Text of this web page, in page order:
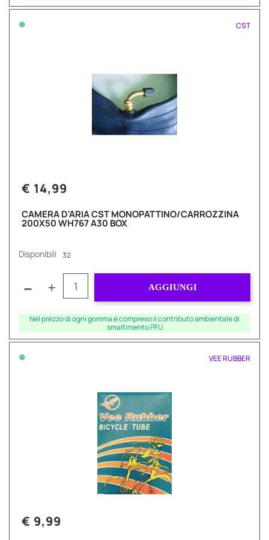
• CST
€ 14,99
CAMERA D'ARIA CST MONOPATTINO/CARROZZINA
200X50 WH767 A30 BOX
Disponibili 32
AGGIUNGI
Nel prezzo di ogni gomma è compreso il contributo ambientale di
smaltimento PFU
• VEE RUBBER
€ 9,99